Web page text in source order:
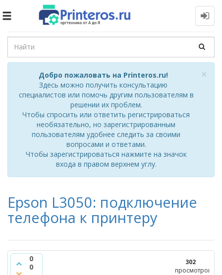
Toggle
×
Добро пожаловать на Printeros.ru!
Здесь можно получить консультацию
специалистов или помочь другим пользователям в
решении их проблем.
Чтобы спросить или ответить регистрироваться
необязательно, но зарегистрированным
пользователям удобнее следить за своими
вопросами и ответами.
Чтобы зарегистрироваться нажмите на значок
входа в правом верхнем углу.
Epson L3050: подключение
телефона к принтеру
0
0
302
просмотров